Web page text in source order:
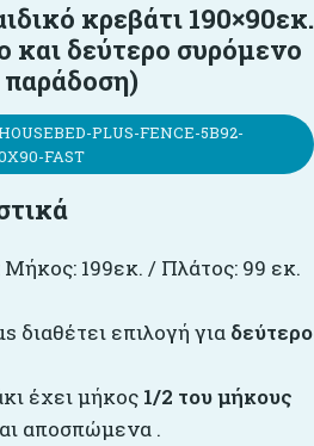
κρεβάτι 190×90εκ.
και δεύτερο συρόμενο
παράδοση)
PLUS-FENCE-5B92-
FAST
Μήκος: 199εκ. / Πλάτος: 99 εκ.
διαθέτει επιλογή για δεύτερο
έχει μήκος 1/2 του μήκους
αποσπώμενα .